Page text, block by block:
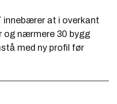
innebærer at i overkant
og nærmere 30 bygg
med ny profil før